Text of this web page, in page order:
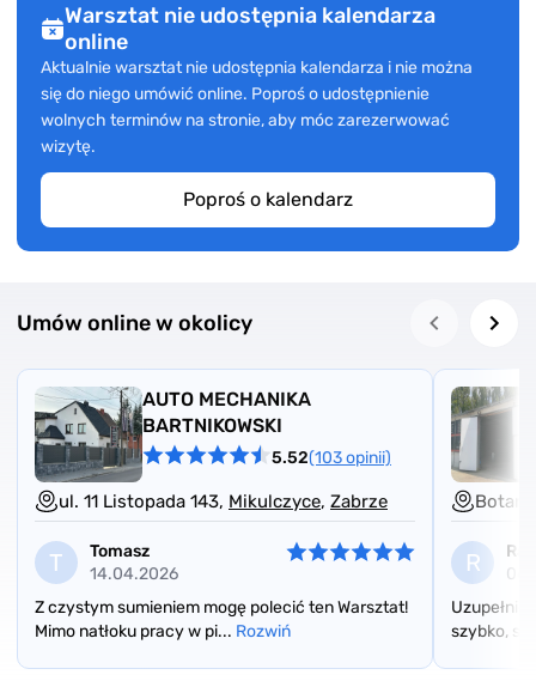
Warsztat nie udostępnia kalendarza
online
Aktualnie warsztat nie udostępnia kalendarza i nie można
się do niego umówić online. Poproś o udostępnienie
wolnych terminów na stronie, aby móc zarezerwować
wizytę.
Poproś o kalendarz
Umów online w okolicy
AUTO MECHANIKA
BARTNIKOWSKI
5.52(103 opinii)
ul. 11 Listopada 143, Mikulczyce, Zabrze
T
Tomasz
14.04.2026
Z czystym sumieniem mogę polecić ten Warsztat!
Mimo natłoku pracy w pi... Rozwiń
R
szybko,